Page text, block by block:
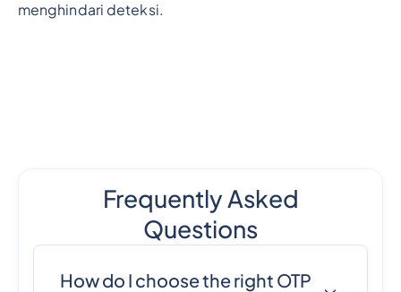
menghindari deteksi.
Frequently Asked
Questions
How do I choose the right OTP